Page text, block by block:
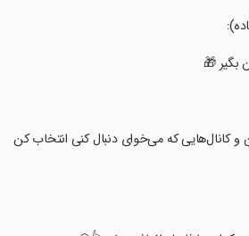
کانال‌هایی که می‌خوای دنبال کنی انتخاب کن